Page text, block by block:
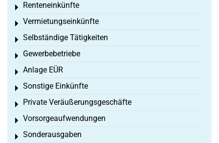
Renteneinkünfte
Toggle menu
Vermietungseinkünfte
Toggle menu
Selbständige Tätigkeiten
Toggle menu
Gewerbebetriebe
Toggle menu
Anlage EÜR
Toggle menu
Sonstige Einkünfte
Toggle menu
Private Veräußerungsgeschäfte
Toggle menu
Vorsorgeaufwendungen
Toggle menu
Sonderausgaben
Toggle menu